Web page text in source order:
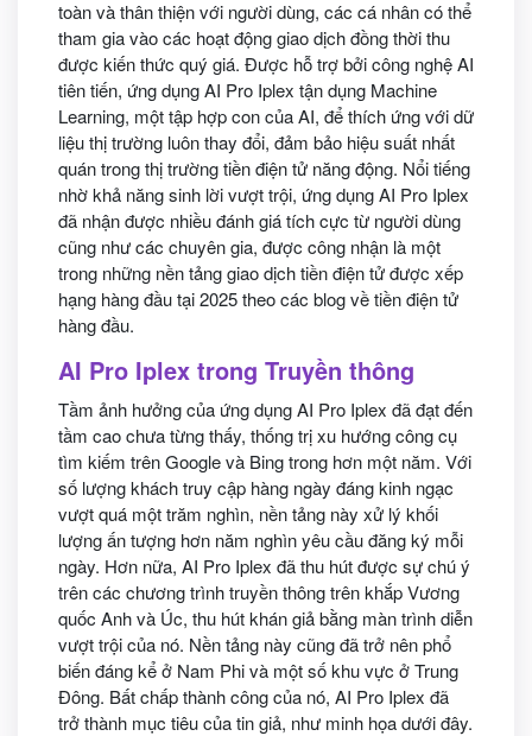
toàn và thân thiện với người dùng, các cá nhân có thể
tham gia vào các hoạt động giao dịch đồng thời thu
được kiến thức quý giá. Được hỗ trợ bởi công nghệ AI
tiên tiến, ứng dụng AI Pro Iplex tận dụng Machine
Learning, một tập hợp con của AI, để thích ứng với dữ
liệu thị trường luôn thay đổi, đảm bảo hiệu suất nhất
quán trong thị trường tiền điện tử năng động. Nổi tiếng
nhờ khả năng sinh lời vượt trội, ứng dụng AI Pro Iplex
đã nhận được nhiều đánh giá tích cực từ người dùng
cũng như các chuyên gia, được công nhận là một
trong những nền tảng giao dịch tiền điện tử được xếp
hạng hàng đầu tại 2025 theo các blog về tiền điện tử
hàng đầu.
AI Pro Iplex trong Truyền thông
Tầm ảnh hưởng của ứng dụng AI Pro Iplex đã đạt đến
tầm cao chưa từng thấy, thống trị xu hướng công cụ
tìm kiếm trên Google và Bing trong hơn một năm. Với
số lượng khách truy cập hàng ngày đáng kinh ngạc
vượt quá một trăm nghìn, nền tảng này xử lý khối
lượng ấn tượng hơn năm nghìn yêu cầu đăng ký mỗi
ngày. Hơn nữa, AI Pro Iplex đã thu hút được sự chú ý
trên các chương trình truyền thông trên khắp Vương
quốc Anh và Úc, thu hút khán giả bằng màn trình diễn
vượt trội của nó. Nền tảng này cũng đã trở nên phổ
biến đáng kể ở Nam Phi và một số khu vực ở Trung
Đông. Bất chấp thành công của nó, AI Pro Iplex đã
trở thành mục tiêu của tin giả, như minh họa dưới đây.